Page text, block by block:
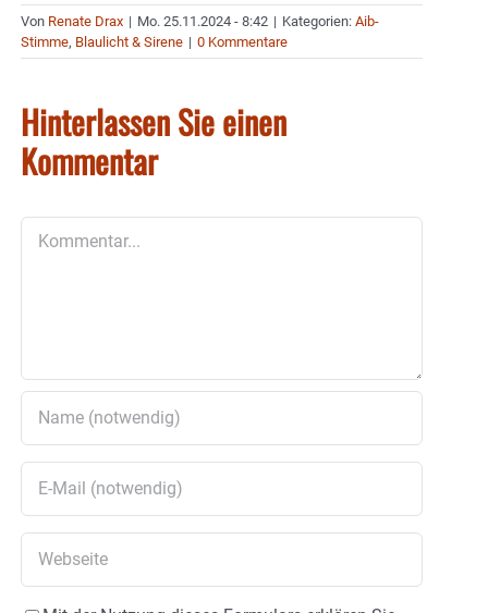
Von Renate Drax | Mo. 25.11.2024 - 8:42 | Kategorien: Aib-
Stimme, Blaulicht & Sirene | 0 Kommentare
Hinterlassen Sie einen
Kommentar